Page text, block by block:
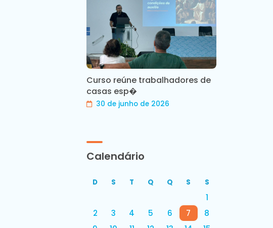
Curso reúne trabalhadores de
casas esp�
30 de junho de 2026
Calendário
D S T Q Q S S
1
2
3 4 5 6 7
8